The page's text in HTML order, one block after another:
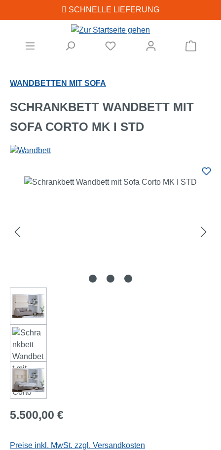
Zum Hauptinhalt springenSCHNELLE LIEFERUNG
WANDBETTEN MIT SOFA
SCHRANKBETT WANDBETT MIT
SOFA CORTO MK I STD
Regulärer Preis:
5.500,00 €
Preise inkl. MwSt. zzgl. Versandkosten